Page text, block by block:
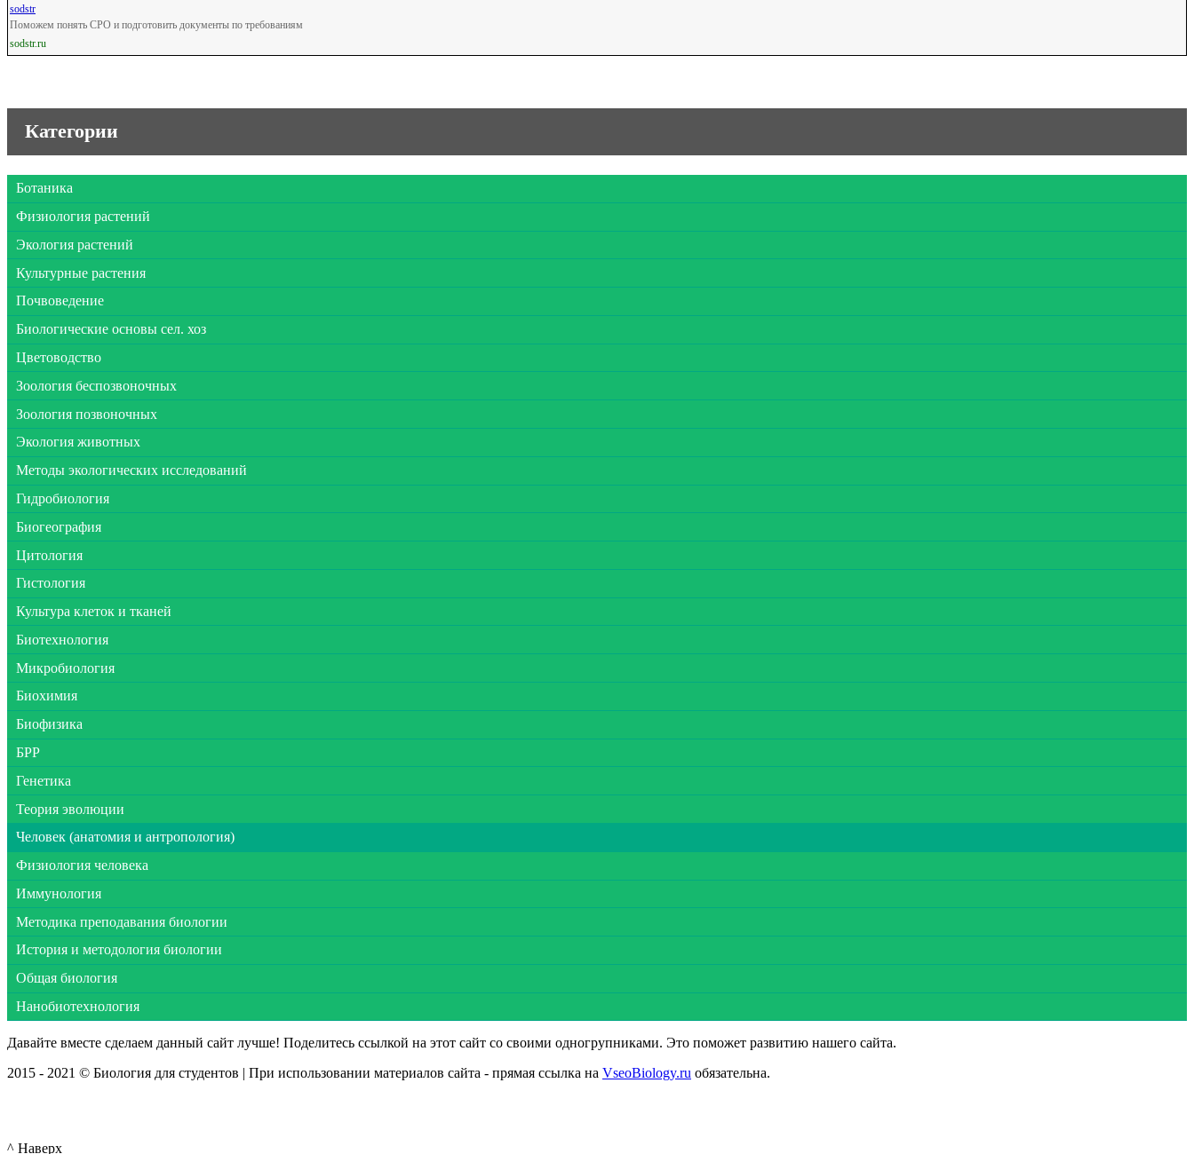
sodstr
Поможем понять СРО и подготовить документы по требованиям
sodstr.ru
Категории
Ботаника
Физиология растений
Экология растений
Культурные растения
Почвоведение
Биологические основы сел. хоз
Цветоводство
Зоология беспозвоночных
Зоология позвоночных
Экология животных
Методы экологических исследований
Гидробиология
Биогеография
Цитология
Гистология
Культура клеток и тканей
Биотехнология
Микробиология
Биохимия
Биофизика
БРР
Генетика
Теория эволюции
Человек (анатомия и антропология)
Физиология человека
Иммунология
Методика преподавания биологии
История и методология биологии
Общая биология
Нанобиотехнология
Давайте вместе сделаем данный сайт лучше! Поделитесь ссылкой на этот сайт со своими одногрупниками. Это поможет развитию нашего сайта.
2015 - 2021 © Биология для студентов | При использовании материалов сайта - прямая ссылка на VseoBiology.ru обязательна.
^ Наверх